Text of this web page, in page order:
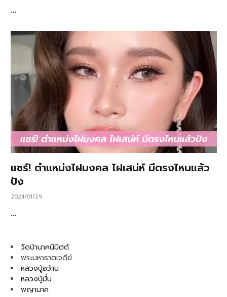
…
แชร์! ตำแหน่งไฝมงคล ไฝเสน่ห์ มีตรงไหนแล้ว
ปัง
2024/01/29
…
วัดป่านาคนิมิตต์
พระมหาธาตเจดีย์
หลวงปู่อว้าน
หลวงปู่มั่น
พญานาค